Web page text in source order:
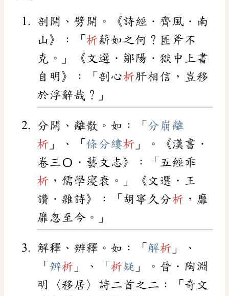
剖開、劈開。《詩經．齊風．南
山》：「 析薪如之何？匪斧不
克。」《文選．鄒陽．獄中上書
自明》：「剖心析肝相信，豈移
於浮辭哉？」
分開、離散。如：「 分崩離
析 」、「 條分縷析 」。《漢書．
卷三〇．藝文志》：「五經乖
析 ，儒學寖衰。」《文選．王
讚．雜詩》：「胡寧久分析 ，靡
靡忽至今。」
解釋、辨釋。如：「 解析 」、
「 辨析 」、「 析疑 」。晉．陶淵
明〈移居〉詩二首之二：「奇文